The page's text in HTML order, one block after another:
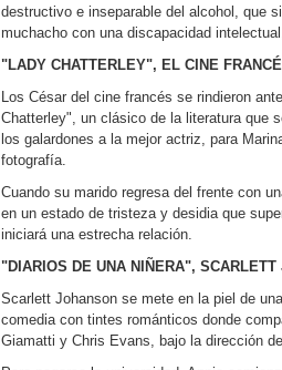
destructivo e inseparable del alcohol, que
muchacho con una discapacidad
"LADY CHATTERLEY", EL CINE
Los César del cine francés se rindieron
Chatterley", un clásico de la literatura que
los galardones a la mejor actriz, para
fotografía.
Cuando su marido regresa del frente con
en un estado de tristeza y desidia que
iniciará una estrecha relación.
"DIARIOS DE UNA NIÑERA",
Scarlett Johanson se mete en la piel de
comedia con tintes románticos donde
Giamatti y Chris Evans, bajo la dirección